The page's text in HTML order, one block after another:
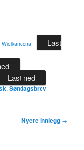
Wielkanocna
Last
Last ned
,Søndagsbrev
Nyere innlegg →